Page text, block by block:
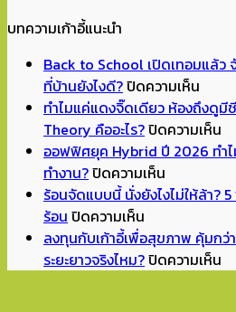
บทความเก้าอี้แนะนำ
Back to School เปิดเทอมแล้ว
ที่บ้านยังไงดี?ปิดความเห็น
Back
to
เทอม
จัด
มุม
ทำไมแค่แดงจิ๊ดเดียว ห้องถึงดู
Theory คืออะไร?ปิดความเห็น
ท
แ
เ
ออฟฟิศยุค Hybrid ปี 2026 ทำ
ทำงาน?ปิดความเห็น
ออฟฟิศ
Hybrid
ปี
ร้อนจัดแบบนี้ นั่งยังไงไม่ให้ล้า?
ร้อน ปิดความเห็น
ร้อน
จัด
ลงทุนกับเก้าอี้เพื่อสุขภาพ คุ้มกว่
ระยะยาวจริงไหม?ปิดความเห็น